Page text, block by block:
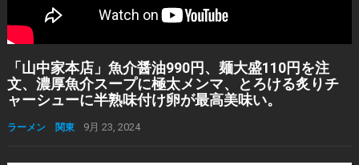
「山中家本店」魚介醤油990円、麺大盛110円を注
文、濃厚魚介スープに極太メンマ、とろける炙りチ
ャーシューに半熟味付け卵が最高美味い。
ラーメン 関東 9月 23, 2024